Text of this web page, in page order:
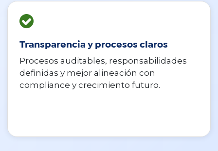
Transparencia y procesos claros
Procesos auditables, responsabilidades
definidas y mejor alineación con
compliance y crecimiento futuro.